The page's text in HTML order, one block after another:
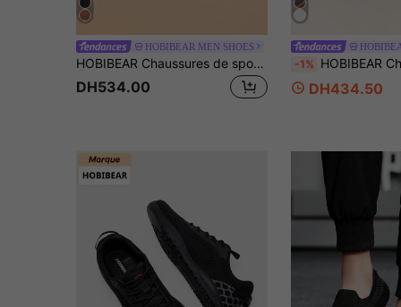
HOBIBEAR MEN SHOES
HOBIBEAR Chaussures de sport unisexes, chaussures à large bout, veste légère de couleur unie, chaussures confortables à lacets pour femmes, chaussures de marche, chaussures pour hommes, chaussures minimalistes légères à semelle souple
DH534.00
-1% HOBIBEAR Chaussures minimalistes sans lacets pour hommes grande taille,
DH434.50